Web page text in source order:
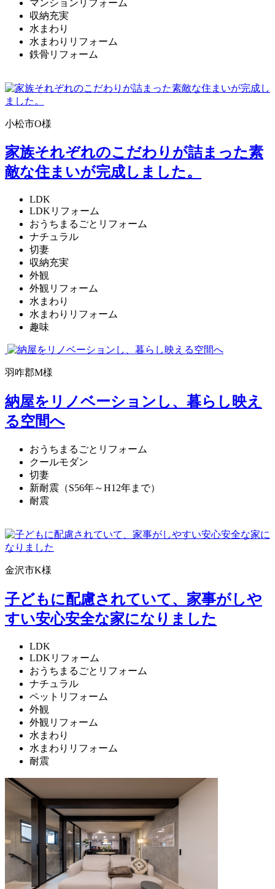
マンションリフォーム
収納充実
水まわり
水まわりリフォーム
鉄骨リフォーム
小松市O様
家族それぞれのこだわりが詰まった素
敵な住まいが完成しました。
LDK
LDKリフォーム
おうちまるごとリフォーム
ナチュラル
切妻
収納充実
外観
外観リフォーム
水まわり
水まわりリフォーム
趣味
羽咋郡M様
納屋をリノベーションし、暮らし映え
る空間へ
おうちまるごとリフォーム
クールモダン
切妻
新耐震（S56年～H12年まで）
耐震
金沢市K様
子どもに配慮されていて、家事がしや
すい安心安全な家になりました
LDK
LDKリフォーム
おうちまるごとリフォーム
ナチュラル
ペットリフォーム
外観
外観リフォーム
水まわり
水まわりリフォーム
耐震